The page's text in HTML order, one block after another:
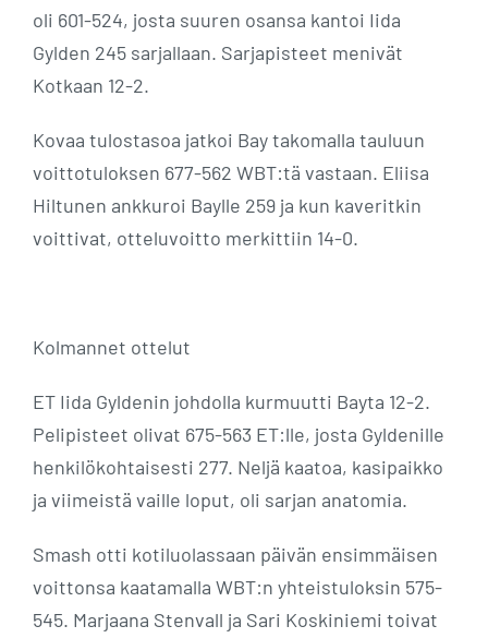
oli 601-524, josta suuren osansa kantoi Iida
Gylden 245 sarjallaan. Sarjapisteet menivät
Kotkaan 12-2.
Kovaa tulostasoa jatkoi Bay takomalla tauluun
voittotuloksen 677-562 WBT:tä vastaan. Eliisa
Hiltunen ankkuroi Baylle 259 ja kun kaveritkin
voittivat, otteluvoitto merkittiin 14-0.
Kolmannet ottelut
ET Iida Gyldenin johdolla kurmuutti Bayta 12-2.
Pelipisteet olivat 675-563 ET:lle, josta Gyldenille
henkilökohtaisesti 277. Neljä kaatoa, kasipaikko
ja viimeistä vaille loput, oli sarjan anatomia.
Smash otti kotiluolassaan päivän ensimmäisen
voittonsa kaatamalla WBT:n yhteistuloksin 575-
545. Marjaana Stenvall ja Sari Koskiniemi toivat